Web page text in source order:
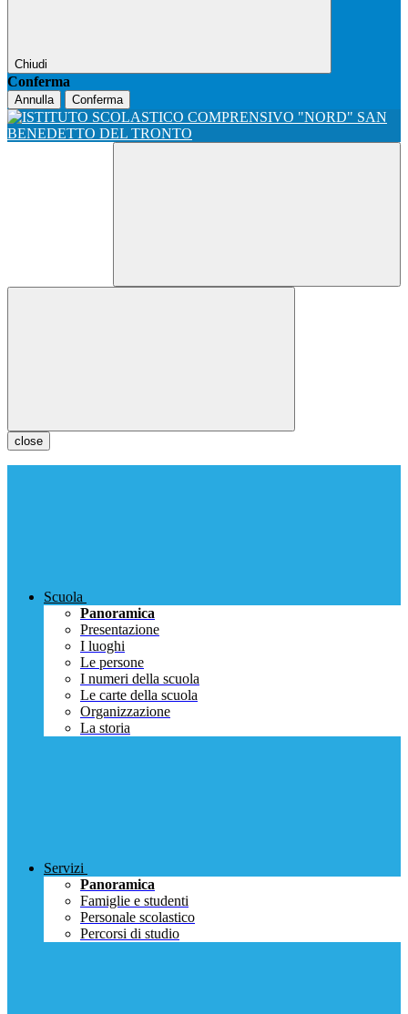
Chiudi
Conferma
Annulla Conferma
close
Scuola
Panoramica
Presentazione
I luoghi
Le persone
I numeri della scuola
Le carte della scuola
Organizzazione
La storia
Servizi
Panoramica
Famiglie e studenti
Personale scolastico
Percorsi di studio